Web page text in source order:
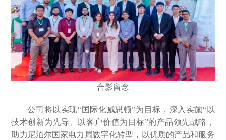
合影留念
公司将以实现“国际化威思顿”为目标，深入实施“以
技术创新为先导、以客户价值为目标”的产品领先战略，
助力尼泊尔国家电力局数字化转型，以优质的产品和服务